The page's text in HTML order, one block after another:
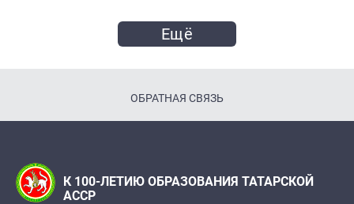
Ещё
ОБРАТНАЯ СВЯЗЬ
К 100-ЛЕТИЮ ОБРАЗОВАНИЯ ТАТАРСКОЙ
АССР